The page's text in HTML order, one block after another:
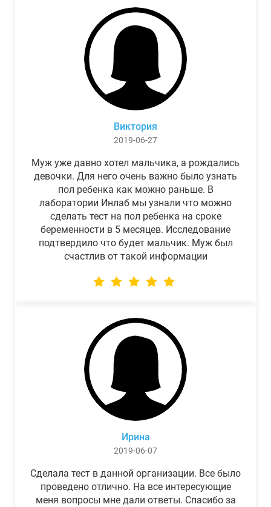
Виктория
2019-06-27
Муж уже давно хотел мальчика, а рождались
девочки. Для него очень важно было узнать
пол ребенка как можно раньше. В
лаборатории Инлаб мы узнали что можно
сделать тест на пол ребенка на сроке
беременности в 5 месяцев. Исследование
подтвердило что будет мальчик. Муж был
счастлив от такой информации
Ирина
2019-06-07
Сделала тест в данной организации. Все было
проведено отлично. На все интересующие
меня вопросы мне дали ответы. Спасибо за